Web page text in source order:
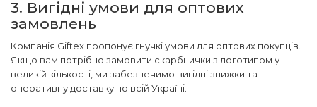
3. Вигідні умови для оптових
замовлень
Компанія Giftex пропонує гнучкі умови для оптових покупців.
Якщо вам потрібно замовити скарбнички з логотипом у
великій кількості, ми забезпечимо вигідні знижки та
оперативну доставку по всій Україні.